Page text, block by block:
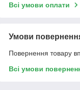
Всі умови оплати
Умови
Повернення товару
Всі умови